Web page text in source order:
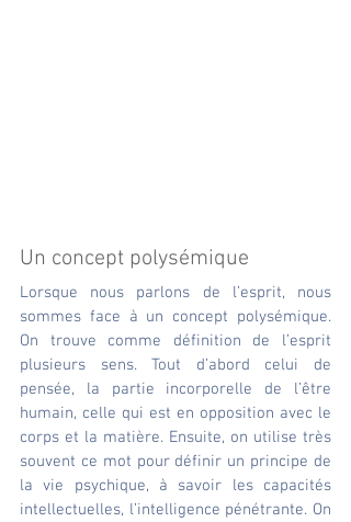
Un concept polysémique
Lorsque nous parlons de l’esprit, nous
sommes face à un concept polysémique.
On trouve comme définition de l’esprit
plusieurs sens. Tout d’abord celui de
pensée, la partie incorporelle de l’être
humain, celle qui est en opposition avec le
corps et la matière. Ensuite, on utilise très
souvent ce mot pour définir un principe de
la vie psychique, à savoir les capacités
intellectuelles, l’intelligence pénétrante. On